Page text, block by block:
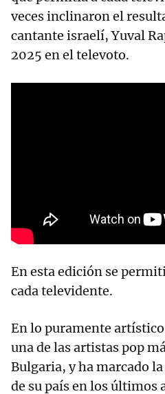
veces inclinaron el
cantante israelí, Yuval
2025 en el televoto.
En esta edición se
cada televidente.
En lo puramente
una de las artistas pop
Bulgaria, y ha marcado
de su país en los últimos